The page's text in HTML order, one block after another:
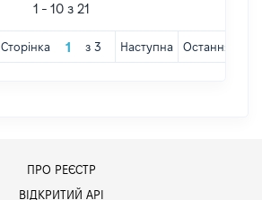
1 - 10 з 21
Сторінка з 3 Наступна Остання
ПРО РЕЄСТР
ВІДКРИТИЙ АРІ